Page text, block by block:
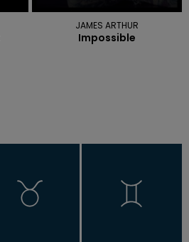
JAMES ARTHUR
Impossible